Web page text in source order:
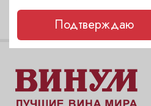
Подтверждаю